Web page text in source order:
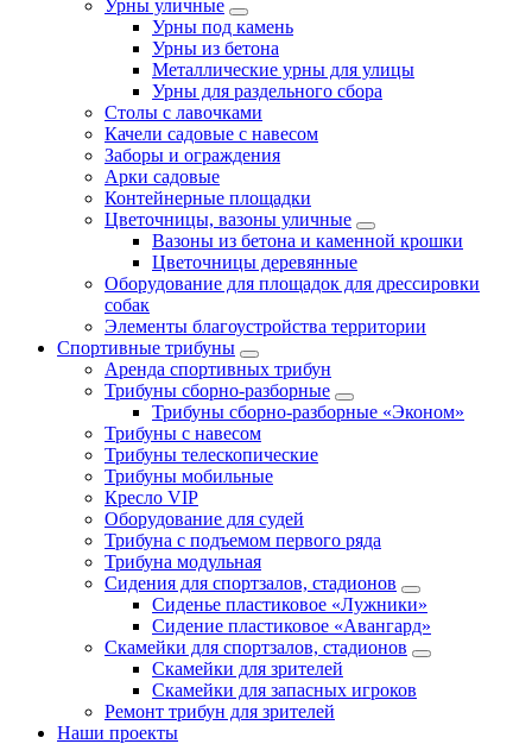
Урны уличные
Урны под камень
Урны из бетона
Металлические урны для улицы
Урны для раздельного сбора
Столы с лавочками
Качели садовые с навесом
Заборы и ограждения
Арки садовые
Контейнерные площадки
Цветочницы, вазоны уличные
Вазоны из бетона и каменной крошки
Цветочницы деревянные
Оборудование для площадок для дрессировки
собак
Элементы благоустройства территории
Спортивные трибуны
Аренда спортивных трибун
Трибуны сборно-разборные
Трибуны сборно-разборные «Эконом»
Трибуны с навесом
Трибуны телескопические
Трибуны мобильные
Кресло VIP
Оборудование для судей
Трибуна с подъемом первого ряда
Трибуна модульная
Сидения для спортзалов, стадионов
Сиденье пластиковое «Лужники»
Сидение пластиковое «Авангард»
Скамейки для спортзалов, стадионов
Скамейки для зрителей
Скамейки для запасных игроков
Ремонт трибун для зрителей
Наши проекты